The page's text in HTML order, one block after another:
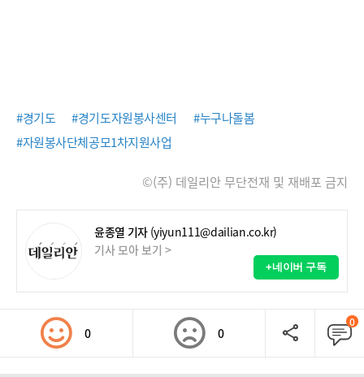
#경기도 #경기도자원봉사센터
#누구나돌봄
#자원봉사단체공모1차지원사업
©(주) 데일리안 무단전재 및 재배포 금지
윤종열 기자 (yiyun111@dailian.co.kr)
기사 모아 보기 >
+네이버 구독
0 0
0